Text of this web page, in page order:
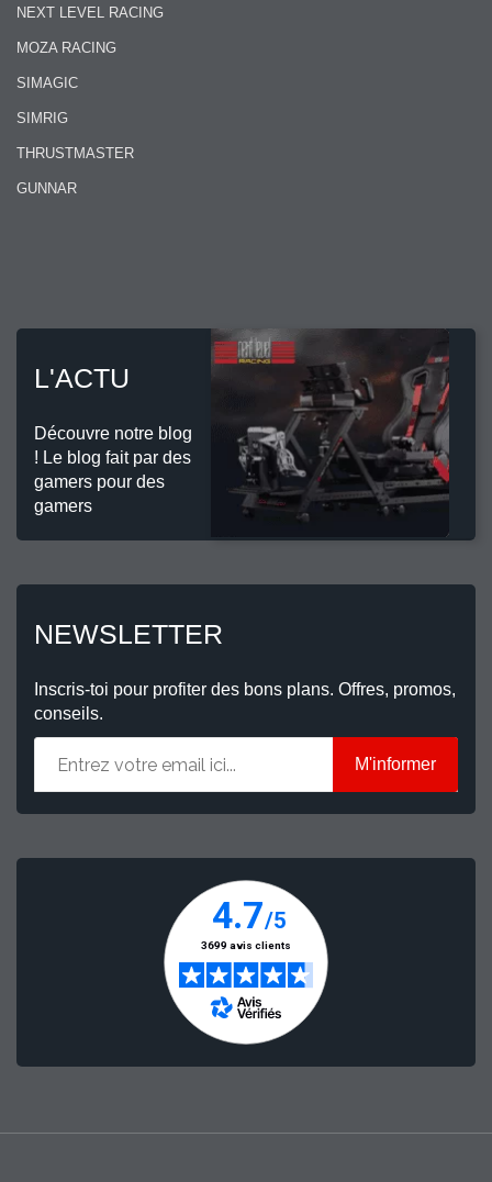
NEXT LEVEL RACING
MOZA RACING
SIMAGIC
SIMRIG
THRUSTMASTER
GUNNAR
L'ACTU
Découvre notre blog
! Le blog fait par des
gamers pour des
gamers
NEWSLETTER
Inscris-toi pour profiter des bons plans. Offres, promos,
conseils.
M'informer